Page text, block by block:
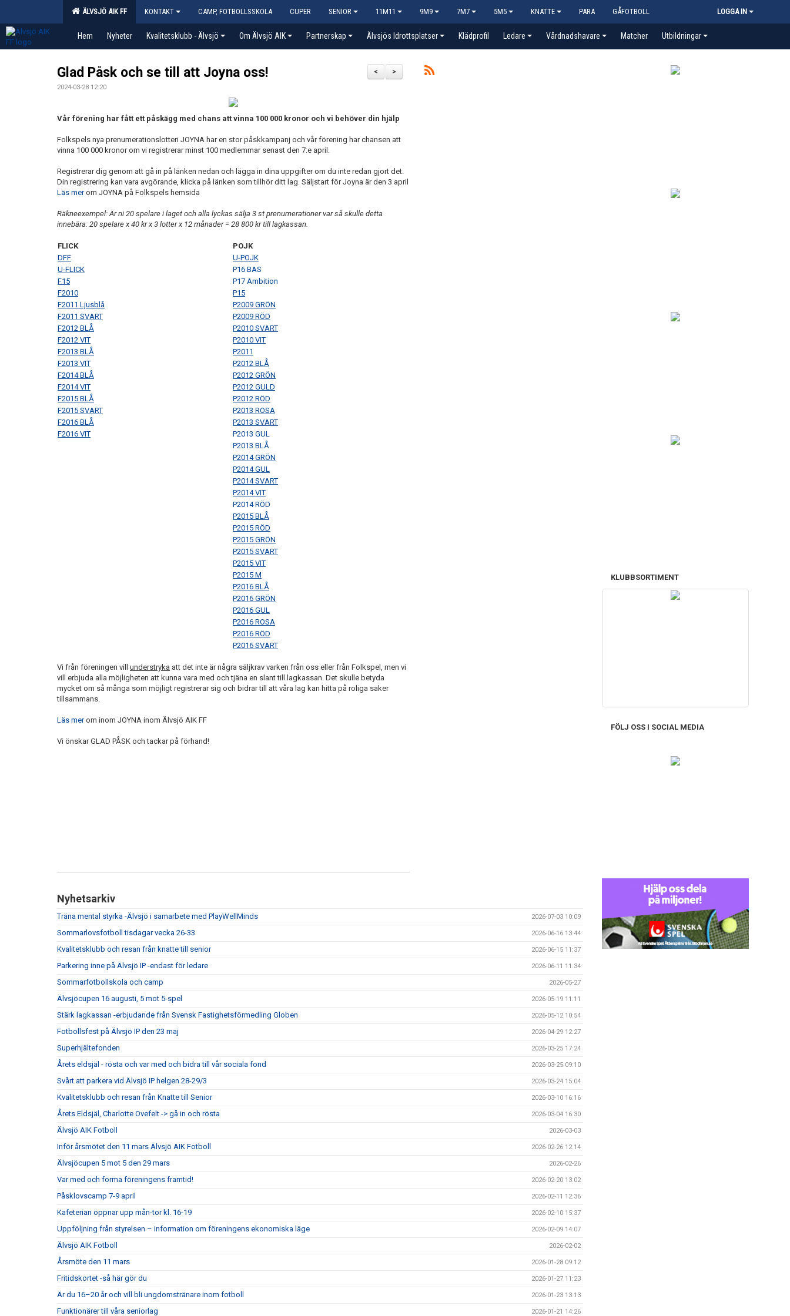
ÄLVSJÖ AIK FF KONTAKT CAMP, FOTBOLLSSKOLA CUPER SENIOR 11M11 9M9 7M7 5M5 KNATTE PARA GÅFOTBOLL LOGGA IN
Hem Nyheter Kvalitetsklubb - Älvsjö Om Älvsjö AIK Partnerskap Älvsjös Idrottsplatser Klädprofil Ledare Vårdnadshavare Matcher Utbildningar
>
<
Glad Påsk och se till att Joyna oss!
2024-03-28 12:20
Vår förening har fått ett påskägg med chans att vinna 100 000 kronor och vi behöver din hjälp
Folkspels nya prenumerationslotteri JOYNA har en stor påskkampanj och vår förening har chansen att
vinna 100 000 kronor om vi registrerar minst 100 medlemmar senast den 7:e april.
Registrerar dig genom att gå in på länken nedan och lägga in dina uppgifter om du inte redan gjort det.
Din registrering kan vara avgörande, klicka på länken som tillhör ditt lag. Säljstart för Joyna är den 3 april
Läs merom JOYNA på Folkspels hemsida
Räkneexempel: Är ni 20 spelare i laget och alla lyckas sälja 3 st prenumerationer var så skulle detta
innebära: 20 spelare x 40 kr x 3 lotter x 12 månader = 28 800 kr till lagkassan.
FLICK
POJK
DFF
U-POJK
U-FLICK
P16 BAS
F15
P17 Ambition
F2010
P15
F2011 Ljusblå
P2009 GRÖN
F2011 SVART
P2009 RÖD
F2012 BLÅ
P2010 SVART
F2012 VIT
P2010 VIT
F2013 BLÅ
P2011
F2013 VIT
P2012 BLÅ
F2014 BLÅ
P2012 GRÖN
F2014 VIT
P2012 GULD
F2015 BLÅ
P2012 RÖD
F2015 SVART
P2013 ROSA
F2016 BLÅ
P2013 SVART
F2016 VIT
P2013 GUL
P2013 BLÅ
P2014 GRÖN
P2014 GUL
P2014 SVART
P2014 VIT
P2014 RÖD
P2015 BLÅ
P2015 RÖD
P2015 GRÖN
P2015 SVART
P2015 VIT
P2015 M
P2016 BLÅ
P2016 GRÖN
P2016 GUL
P2016 ROSA
P2016 RÖD
P2016 SVART
Vi från föreningen vill understryka att det inte är några säljkrav varken från oss eller från Folkspel, men vi
vill erbjuda alla möjligheten att kunna vara med och tjäna en slant till lagkassan. Det skulle betyda
mycket om så många som möjligt registrerar sig och bidrar till att våra lag kan hitta på roliga saker
tillsammans.
Läs merom inom JOYNA inom Älvsjö AIK FF
Vi önskar GLAD PÅSK och tackar på förhand!
Nyhetsarkiv
Träna mental styrka -Älvsjö i samarbete med PlayWellMinds 2026-07-03 10:09
Sommarlovsfotboll tisdagar vecka 26-33 2026-06-16 13:44
Kvalitetsklubb och resan från knatte till senior 2026-06-15 11:37
Parkering inne på Älvsjö IP -endast för ledare 2026-06-11 11:34
Sommarfotbollskola och camp 2026-05-27
Älvsjöcupen 16 augusti, 5 mot 5-spel 2026-05-19 11:11
Stärk lagkassan -erbjudande från Svensk Fastighetsförmedling Globen 2026-05-12 10:54
Fotbollsfest på Älvsjö IP den 23 maj 2026-04-29 12:27
Superhjältefonden 2026-03-25 17:24
Årets eldsjäl - rösta och var med och bidra till vår sociala fond 2026-03-25 09:10
Svårt att parkera vid Älvsjö IP helgen 28-29/3 2026-03-24 15:04
Kvalitetsklubb och resan från Knatte till Senior 2026-03-10 16:16
Årets Eldsjäl, Charlotte Ovefelt -> gå in och rösta 2026-03-04 16:30
Älvsjö AIK Fotboll 2026-03-03
Inför årsmötet den 11 mars Älvsjö AIK Fotboll 2026-02-26 12:14
Älvsjöcupen 5 mot 5 den 29 mars 2026-02-26
Var med och forma föreningens framtid! 2026-02-20 13:02
Påsklovscamp 7-9 april 2026-02-11 12:36
Kafeterian öppnar upp mån-tor kl. 16-19 2026-02-10 15:37
Uppföljning från styrelsen – information om föreningens ekonomiska läge 2026-02-09 14:07
Älvsjö AIK Fotboll 2026-02-02
Årsmöte den 11 mars 2026-01-28 09:12
Fritidskortet -så här gör du 2026-01-27 11:23
Är du 16–20 år och vill bli ungdomstränare inom fotboll 2026-01-23 13:13
Funktionärer till våra seniorlag 2026-01-21 14:26
KLUBBSORTIMENT
FÖLJ OSS I SOCIAL MEDIA